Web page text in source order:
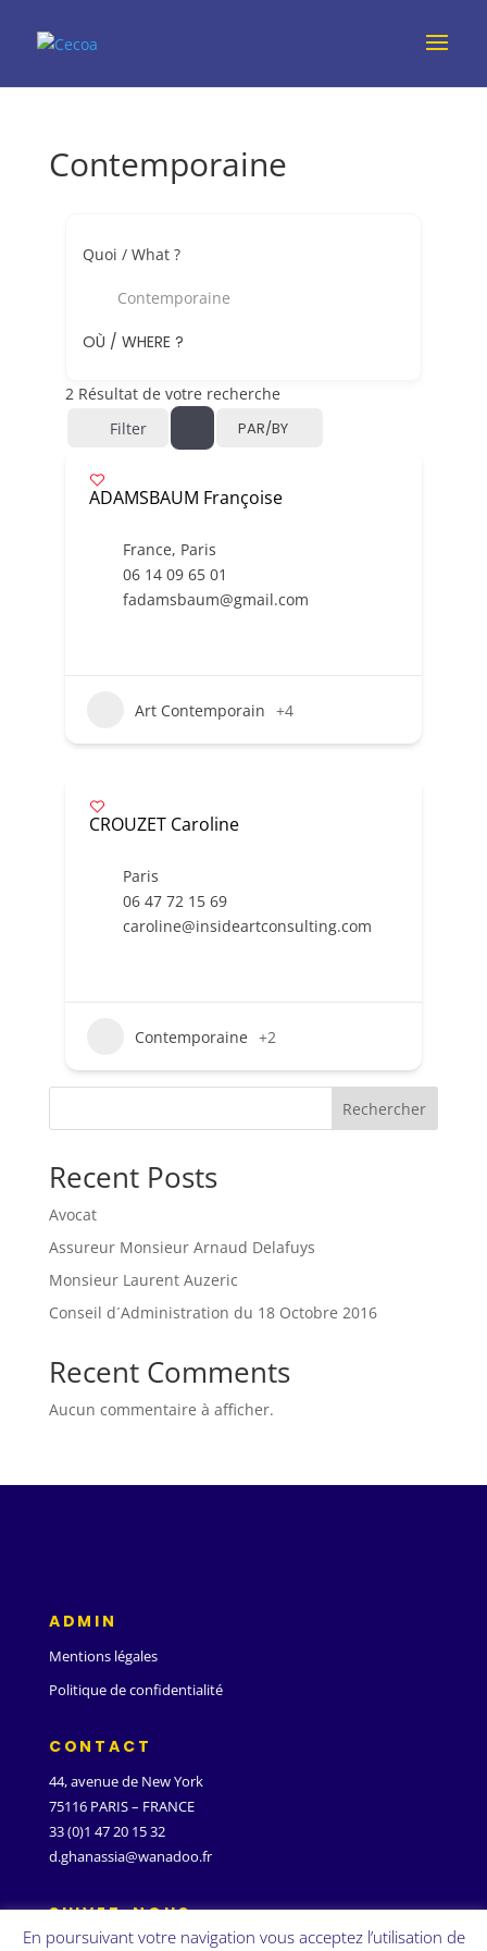
Contemporaine
Quoi / What ?
Contemporaine
OÙ / WHERE ?
2Résultat de votre recherche
Filter
PAR/BY
ADAMSBAUM Françoise
France, Paris
06 14 09 65 01
fadamsbaum@gmail.com
Art Contemporain +4
CROUZET Caroline
Paris
06 47 72 15 69
caroline@insideartconsulting.com
Contemporaine +2
Rechercher
Recent Posts
Avocat
Assureur Monsieur Arnaud Delafuys
Monsieur Laurent Auzeric
Conseil d´Administration du 18 Octobre 2016
Recent Comments
Aucun commentaire à afficher.
ADMIN
Mentions légales
Politique de confidentialité
CONTACT
44, avenue de New York
75116 PARIS – FRANCE
33 (0)1 47 20 15 32
d.ghanassia@wanadoo.fr
SUIVEZ-NOUS
En poursuivant votre navigation vous acceptez l’utilisation de